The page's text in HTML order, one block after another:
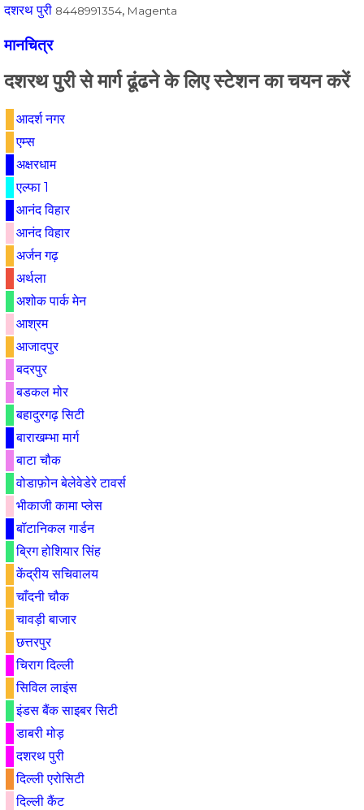
दशरथ पुरी 8448991354, Magenta
मानचित्र
दशरथ पुरी से मार्ग ढूंढने के लिए स्टेशन का चयन करें
आदर्श नगर
एम्स
अक्षरधाम
एल्फा 1
आनंद विहार
आनंद विहार
अर्जन गढ़
अर्थला
अशोक पार्क मेन
आश्रम
आजादपुर
बदरपुर
बडकल मोर
बहादुरगढ़ सिटी
बाराखम्भा मार्ग
बाटा चौक
वोडाफ़ोन बेलेवेडेरे टावर्स
भीकाजी कामा प्लेस
बॉटानिकल गार्डन
ब्रिग होशियार सिंह
केंद्रीय सचिवालय
चाँदनी चौक
चावड़ी बाजार
छत्तरपुर
चिराग दिल्ली
सिविल लाइंस
इंडस बैंक साइबर सिटी
डाबरी मोड़
दशरथ पुरी
दिल्ली एरोसिटी
दिल्ली कैंट